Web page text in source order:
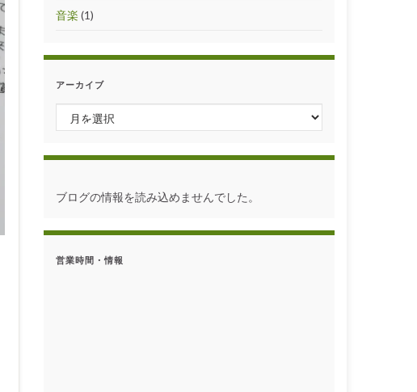
音楽 (1)
アーカイブ
アーカイブ
ブログの情報を読み込めませんでした。
営業時間・情報